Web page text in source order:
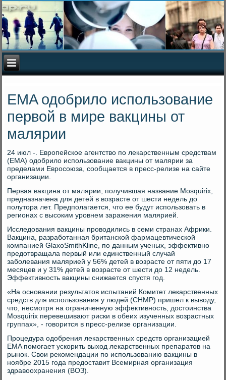
EMA одобрило использование
первой в мире вакцины от
малярии
24 июл -. Европейское агентство по лекарственным средствам
(EMA) одобрило использование вакцины от малярии за
пределами Евросоюза, сообщается в пресс-релизе на сайте
организации.
Первая вакцина от малярии, получившая название Mosquirix,
предназначена для детей в возрасте от шести недель до
полутора лет. Предполагается, что ее будут использовать в
регионах с высоким уровнем заражения малярией.
Исследования вакцины проводились в семи странах Африки.
Вакцина, разработанная британской фармацевтической
компанией GlaxoSmithKline, по данным ученых, эффективно
предотвращала первый или единственный случай
заболевания малярией у 56% детей в возрасте от пяти до 17
месяцев и у 31% детей в возрасте от шести до 12 недель.
Эффективность вакцины снижается спустя год.
«На основании результатов испытаний Комитет лекарственных
средств для использования у людей (CHMP) пришел к выводу,
что, несмотря на ограниченную эффективность, достоинства
Mosquirix перевешивают риски в обеих изученных возрастных
группах», - говорится в пресс-релизе организации.
Процедура одобрения лекарственных средств организацией
EMA помогает ускорить выход лекарственных препаратов на
рынок. Свои рекомендации по использованию вакцины в
ноябре 2015 года предоставит Всемирная организация
здравоохранения (ВОЗ).